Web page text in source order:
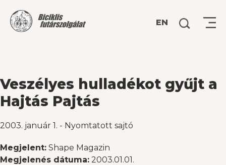
EN Keresés:
Veszélyes hulladékot gyűjt a
Hajtás Pajtás
2003. január 1. - Nyomtatott sajtó
Megjelent: Shape Magazin
Megjelenés dátuma: 2003.01.01.